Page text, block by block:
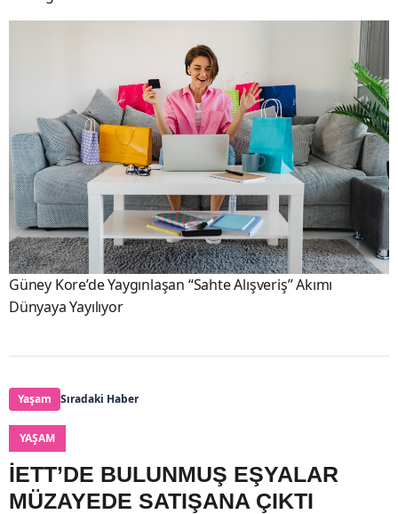
Güney Kore’de Yaygınlaşan “Sahte Alışveriş” Akımı
Dünyaya Yayılıyor
Yaşam Sıradaki Haber
YAŞAM
İETT’DE BULUNMUŞ EŞYALAR
MÜZAYEDE SATIŞANA ÇIKTI